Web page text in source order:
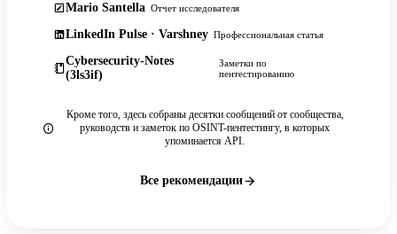
Mario Santella Отчет исследователя
LinkedIn Pulse · Varshney Профессиональная статья
Cybersecurity-Notes
(3ls3if)
Заметки по
пентестированию
Кроме того, здесь собраны десятки сообщений от сообщества,
руководств и заметок по OSINT-пентестингу, в которых
упоминается API.
Все рекомендации